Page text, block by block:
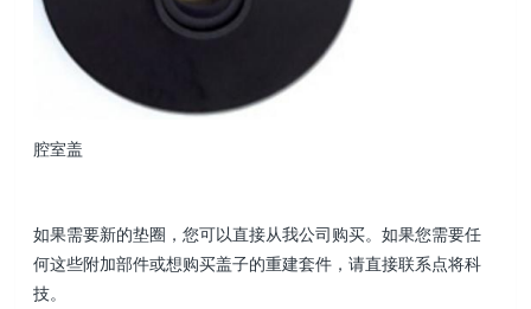
腔室盖
如果需要新的垫圈，您可以直接从我公司购买。如果您需要任
何这些附加部件或想购买盖子的重建套件，请直接联系点将科
技。